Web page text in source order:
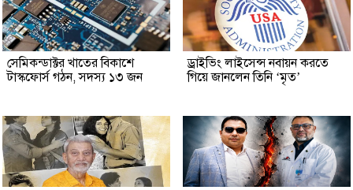
সেমিকন্ডাক্টর খাতের বিকাশে
টাস্কফোর্স গঠন, সদস্য ১৩ জন
ড্রাইভিং লাইসেন্স নবায়ন করতে
গিয়ে জানলেন তিনি ‘মৃত’